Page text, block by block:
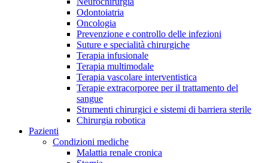
Catalogo prodotti
Trova il prodotto che stai cercando. Visita il catalogo B.
Braun con il nostro portfolio completo.
Hai domande o richieste? Scrivici per entrare subito in
contatto con un nostro referente.
Odontoiatria
Oncologia
Prevenzione e controllo delle infezioni
Suture e specialità chirurgiche
Terapia infusionale
Terapia multimodale
Terapia vascolare interventistica
Terapie extracorporee per il trattamento del
sangue
Strumenti chirurgici e sistemi di barriera sterile
Chirurgia robotica
Pazienti
Condizioni mediche
Malattia renale cronica